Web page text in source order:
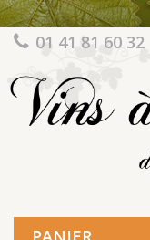
01 41 81 60 32